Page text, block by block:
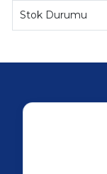
Stok Durumu